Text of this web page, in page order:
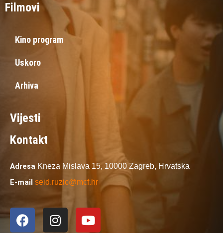
Filmovi
Kino program
Uskoro
Arhiva
Vijesti
Kontakt
Adresa Kneza Mislava 15, 10000 Zagreb, Hrvatska
E-mail seid.ruzic@mcf.hr